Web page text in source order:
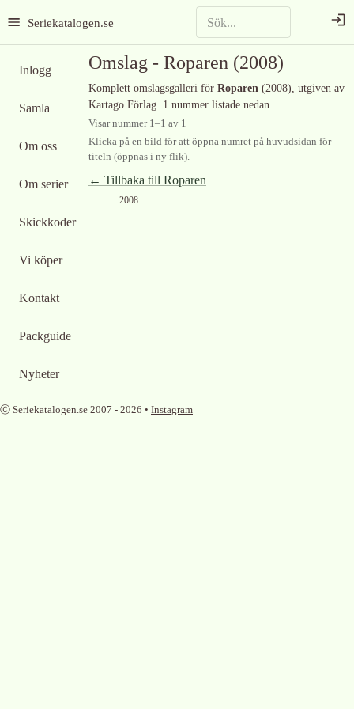
Seriekatalogen.se
Inlogg
Samla
Om oss
Om serier
Skickkoder
Vi köper
Kontakt
Packguide
Nyheter
Omslag - Roparen (2008)
Komplett omslagsgalleri för Roparen (2008), utgiven av
Kartago Förlag. 1 nummer listade nedan.
Visar nummer 1–1 av 1
Klicka på en bild för att öppna numret på huvudsidan för
titeln (öppnas i ny flik).
← Tillbaka till Roparen
2008
Ⓒ Seriekatalogen.se 2007 - 2026 • Instagram